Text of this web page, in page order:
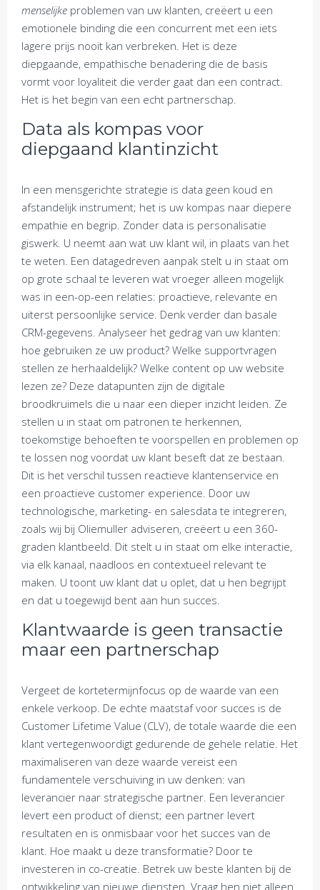
menselijke problemen van uw klanten, creëert u een
emotionele binding die een concurrent met een iets
lagere prijs nooit kan verbreken. Het is deze
diepgaande, empathische benadering die de basis
vormt voor loyaliteit die verder gaat dan een contract.
Het is het begin van een echt partnerschap.
Data als kompas voor
diepgaand klantinzicht
In een mensgerichte strategie is data geen koud en
afstandelijk instrument; het is uw kompas naar diepere
empathie en begrip. Zonder data is personalisatie
giswerk. U neemt aan wat uw klant wil, in plaats van het
te weten. Een datagedreven aanpak stelt u in staat om
op grote schaal te leveren wat vroeger alleen mogelijk
was in een-op-een relaties: proactieve, relevante en
uiterst persoonlijke service. Denk verder dan basale
CRM-gegevens. Analyseer het gedrag van uw klanten:
hoe gebruiken ze uw product? Welke supportvragen
stellen ze herhaaldelijk? Welke content op uw website
lezen ze? Deze datapunten zijn de digitale
broodkruimels die u naar een dieper inzicht leiden. Ze
stellen u in staat om patronen te herkennen,
toekomstige behoeften te voorspellen en problemen op
te lossen nog voordat uw klant beseft dat ze bestaan.
Dit is het verschil tussen reactieve klantenservice en
een proactieve customer experience. Door uw
technologische, marketing- en salesdata te integreren,
zoals wij bij Oliemuller adviseren, creëert u een 360-
graden klantbeeld. Dit stelt u in staat om elke interactie,
via elk kanaal, naadloos en contextueel relevant te
maken. U toont uw klant dat u oplet, dat u hen begrijpt
en dat u toegewijd bent aan hun succes.
Klantwaarde is geen transactie
maar een partnerschap
Vergeet de kortetermijnfocus op de waarde van een
enkele verkoop. De echte maatstaf voor succes is de
Customer Lifetime Value (CLV), de totale waarde die een
klant vertegenwoordigt gedurende de gehele relatie. Het
maximaliseren van deze waarde vereist een
fundamentele verschuiving in uw denken: van
leverancier naar strategische partner. Een leverancier
levert een product of dienst; een partner levert
resultaten en is onmisbaar voor het succes van de
klant. Hoe maakt u deze transformatie? Door te
investeren in co-creatie. Betrek uw beste klanten bij de
ontwikkeling van nieuwe diensten. Vraag hen niet alleen